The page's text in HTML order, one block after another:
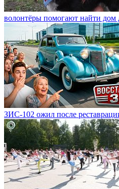
волонтёры помогают найти дом
ЗИС-102 ожил после